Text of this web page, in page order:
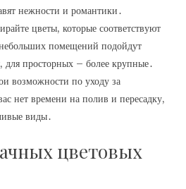
нежности и романтики․
цветы, которые соответствуют
помещений подойдут
для просторных – более крупные․
возможности по уходу за
нет времени на полив и пересадку,
виды․
цветовых